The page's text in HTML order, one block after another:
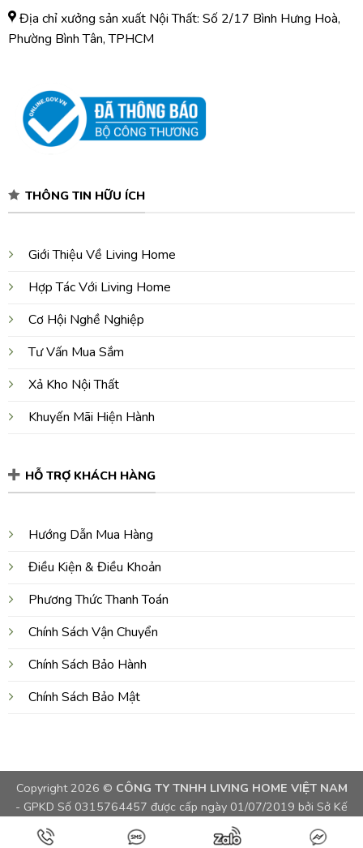
Địa chỉ xưởng sản xuất Nội Thất: Số 2/17 Bình Hưng Hoà,
Phường Bình Tân, TPHCM
THÔNG TIN HỮU ÍCH
Giới Thiệu Về Living Home
Hợp Tác Với Living Home
Cơ Hội Nghề Nghiệp
Tư Vấn Mua Sắm
Xả Kho Nội Thất
Khuyến Mãi Hiện Hành
HỖ TRỢ KHÁCH HÀNG
Hướng Dẫn Mua Hàng
Điều Kiện & Điều Khoản
Phương Thức Thanh Toán
Chính Sách Vận Chuyển
Chính Sách Bảo Hành
Chính Sách Bảo Mật
Copyright 2026 © CÔNG TY TNHH LIVING HOME VIỆT NAM
- GPKD Số 0315764457 được cấp ngày 01/07/2019 bởi Sở Kế
Hoạch và Đầu Tư TPHCM, Việt Nam